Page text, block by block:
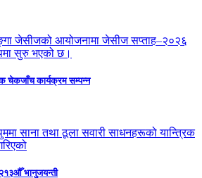
जेसीजको आयोजनामा जेसीज सप्ताह–२०२६
सुरु भएको छ।
चेकजाँच कार्यक्रम सम्पन्न
साना तथा ठूला सवारी साधनहरूको यान्त्रिक
२१३औँ भानुजयन्ती